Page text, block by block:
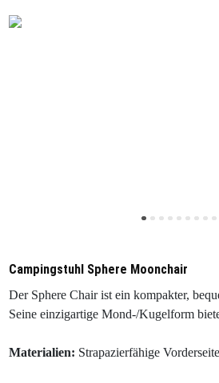
Campingstuhl Sphere Moonchair
Der Sphere Chair ist ein kompakter,
Seine einzigartige Mond-/Kugelform
Materialien: Strapazierfähige